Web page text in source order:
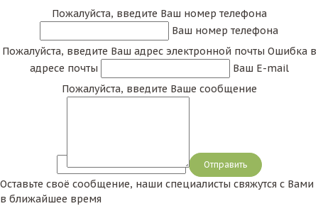
Пожалуйста, введите Ваш номер телефона
Ваш номер телефона
Пожалуйста, введите Ваш адрес электронной почты Ошибка в
адресе почты
Ваш E-mail
Пожалуйста, введите Ваше сообщение
Сообщение
Оставьте своё сообщение, наши специалисты свяжутся с Вами
в ближайшее время